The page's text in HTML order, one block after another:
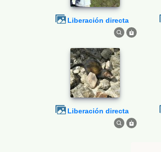
Liberación directa
Liberación directa